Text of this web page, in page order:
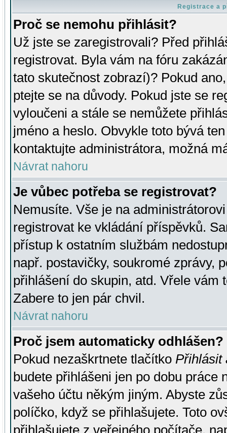
Registrace a
Proč se nemohu přihlásit?
Už jste se zaregistrovali? Před
registrovat. Byla vám na fóru
tato skutečnost zobrazí)? Pokud
ptejte se na důvody. Pokud jste se
vyloučeni a stále se nemůžete
jméno a heslo. Obvykle toto bývá
kontaktujte administrátora, možná
Návrat nahoru
Je vůbec potřeba se registrovat?
Nemusíte. Vše je na
registrovat ke vkládání příspěvků.
přístup k ostatním službám
např. postavičky, soukromé zprávy,
přihlášení do skupin, atd. Vřele vám
Zabere to jen pár chvil.
Návrat nahoru
Proč jsem automaticky odhlášen?
Pokud nezaškrtnete tlačítko Přihlásit
budete přihlášeni jen po dobu práce
vašeho účtu někým jiným. Abyste
políčko, když se přihlašujete. Toto
přihlašujete z veřejného počítače,